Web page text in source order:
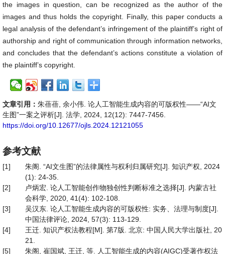
the images in question, can be recognized as the author of the
images and thus holds the copyright. Finally, this paper conducts a
legal analysis of the defendant’s infringement of the plaintiff’s right of
authorship and right of communication through information networks,
and concludes that the defendant’s actions constitute a violation of
the plaintiff’s copyright.
文章引用： 朱蓓蓓, 余小伟. 论人工智能生成内容的可版权性——“AI文
生图”一案之评析[J]. 法学, 2024, 12(12): 7447-7456.
https://doi.org/10.12677/ojls.2024.12121055
参考文献
[1]
朱阁. “AI文生图”的法律属性与权利归属研究[J]. 知识产权, 2024
(1): 24-35.
[2]
卢炳宏. 论人工智能创作物独创性判断标准之选择[J]. 内蒙古社
会科学, 2020, 41(4): 102-108.
[3]
吴汉东. 论人工智能生成内容的可版权性: 实务、法理与制度[J].
中国法律评论, 2024, 57(3): 113-129.
[4]
王迁. 知识产权法教程[M]. 第7版. 北京: 中国人民大学出版社, 20
21.
[5]
朱阁, 崔国斌, 王迁, 等. 人工智能生成的内容(AIGC)受著作权法